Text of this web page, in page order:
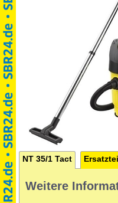
NT 35/1 Tact
Weitere